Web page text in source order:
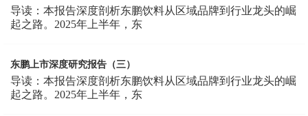
导读：本报告深度剖析东鹏饮料从区域品牌到行业龙头的崛
起之路。2025年上半年，东
东鹏上市深度研究报告（三）
导读：本报告深度剖析东鹏饮料从区域品牌到行业龙头的崛
起之路。2025年上半年，东